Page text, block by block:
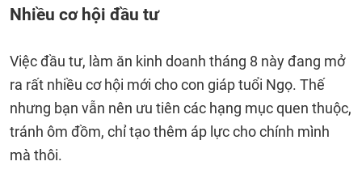
Nhiều cơ hội đầu tư
Việc đầu tư, làm ăn kinh doanh tháng 8 này đang mở
ra rất nhiều cơ hội mới cho con giáp tuổi Ngọ. Thế
nhưng bạn vẫn nên ưu tiên các hạng mục quen thuộc,
tránh ôm đồm, chỉ tạo thêm áp lực cho chính mình
mà thôi.